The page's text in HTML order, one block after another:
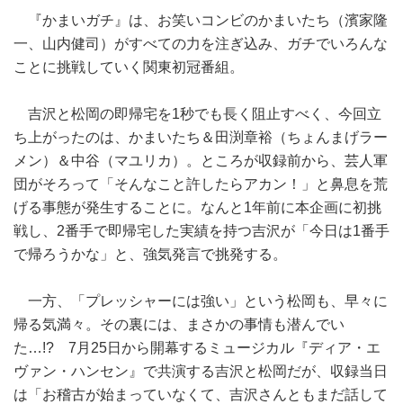
『かまいガチ』は、お笑いコンビのかまいたち（濱家隆
一、山内健司）がすべての力を注ぎ込み、ガチでいろんな
ことに挑戦していく関東初冠番組。
吉沢と松岡の即帰宅を1秒でも長く阻止すべく、今回立
ち上がったのは、かまいたち＆田渕章裕（ちょんまげラー
メン）＆中谷（マユリカ）。ところが収録前から、芸人軍
団がそろって「そんなこと許したらアカン！」と鼻息を荒
げる事態が発生することに。なんと1年前に本企画に初挑
戦し、2番手で即帰宅した実績を持つ吉沢が「今日は1番手
で帰ろうかな」と、強気発言で挑発する。
一方、「プレッシャーには強い」という松岡も、早々に
帰る気満々。その裏には、まさかの事情も潜んでい
た…!? 7月25日から開幕するミュージカル『ディア・エ
ヴァン・ハンセン』で共演する吉沢と松岡だが、収録当日
は「お稽古が始まっていなくて、吉沢さんともまだ話して